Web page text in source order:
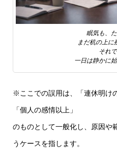
眠気も、た
まだ机の上に
それで
一日は静かに
※ここでの誤用は、「連休明け
「個人の感情以上」
のものとして一般化し、原因や
うケースを指します。